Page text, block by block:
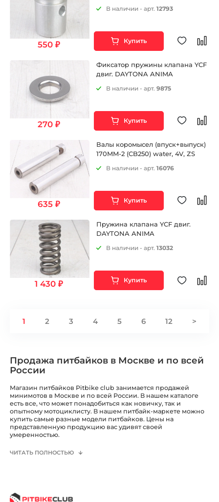
550 ₽
В наличии - арт.12793
Купить
270 ₽
Фиксатор пружины клапана YCF
двиг. DAYTONA ANIMA
В наличии - арт.9875
Купить
635 ₽
Валы коромысел (впуск+выпуск)
170MM-2 (CB250) water, 4V, ZS
В наличии - арт.16076
Купить
1 430 ₽
Пружина клапана YCF двиг.
DAYTONA ANIMA
В наличии - арт.13032
Купить
1 2 3 4 5 6 12 >
Продажа питбайков в Москве и по всей
России
Магазин питбайков Pitbike club занимается продажей
минимотов в Москве и по всей России. В нашем каталоге
есть все, что может понадобиться как новичку, так и
опытному мотоциклисту. В нашем питбайк-маркете можно
купить самые разные модели питбайков. Цены на
представленную продукцию вас удивят своей
умеренностью.
ЧИТАТЬ ПОЛНОСТЬЮ